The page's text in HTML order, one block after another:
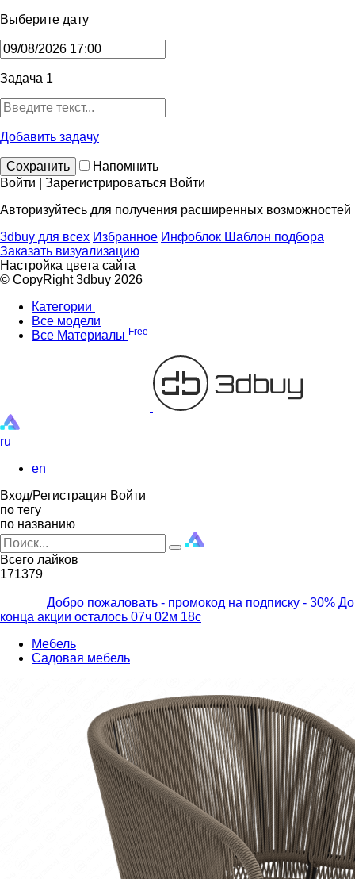
Выберите дату
Задача 1
Добавить задачу
Сохранить
Напомнить
Войти | Зарегистрироваться Войти
Авторизуйтесь для получения расширенных возможностей
3dbuy для всех Избранное Инфоблок Шаблон подбора
Заказать визуализацию
Настройка цвета сайта
© CopyRight 3dbuy 2026
Категории
Все модели
Все Материалы Free
ru
en
Вход/Регистрация Войти
по тегу
по названию
Всего лайков
171379
Добро пожаловать - промокод на подписку - 30% До
конца акции осталось 07ч 02м 16с
Мебель
Садовая мебель